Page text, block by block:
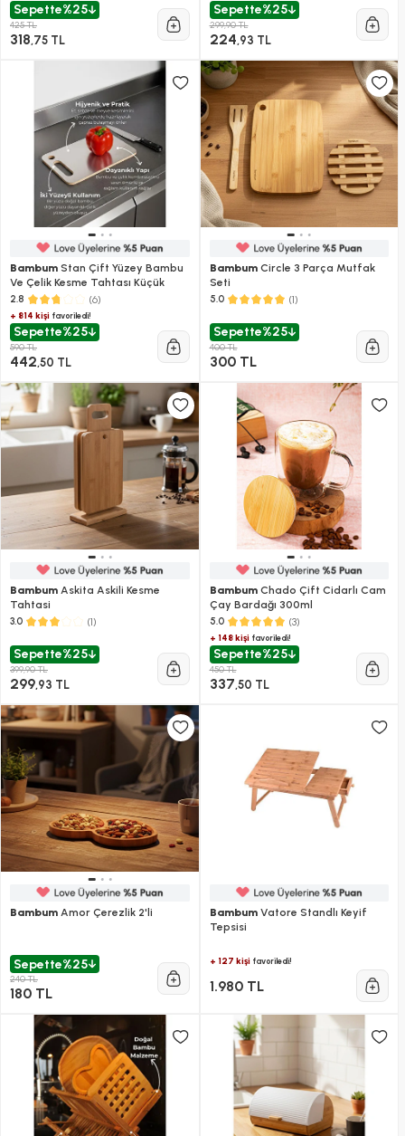
Sepette%25
425 TL
318,75 TL
Sepette%25
299,90 TL
224,93 TL
Bambum Stan Çift Yüzey Bambu
Ve Çelik Kesme Tahtası Küçük
2.8 (6)
+ 814 kişi favoriledi!
Sepette%25
590 TL
442,50 TL
BambumCircle 3 Parça Mutfak
Seti
5.0 (1)
Sepette%25
400 TL
300 TL
Bambum Askita Askili Kesme
Tahtasi
3.0 (1)
Sepette%25
399,90 TL
299,93 TL
BambumChado Çift Cidarlı Cam
Çay Bardağı 300ml
5.0 (3)
+ 148 kişifavoriledi!
Sepette%25
450 TL
337,50 TL
Bambum Amor Çerezlik 2'li
Sepette%25
240 TL
180 TL
BambumVatore Standlı Keyif
Tepsisi
+ 127 kişifavoriledi!
1.980 TL